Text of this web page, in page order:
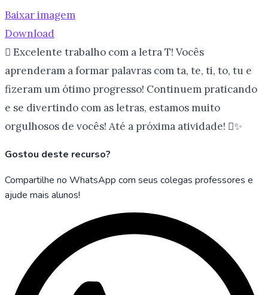
Baixar imagem
Download
 Excelente trabalho com a letra T! Vocês
aprenderam a formar palavras com ta, te, ti, to, tu e
fizeram um ótimo progresso! Continuem praticando
e se divertindo com as letras, estamos muito
orgulhosos de vocês! Até a próxima atividade! ✨
Gostou deste recurso?
Compartilhe no WhatsApp com seus colegas professores e
ajude mais alunos!